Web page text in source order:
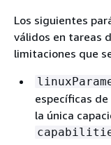
Los siguientes
válidos en tareas
limitaciones que
específicas
la única